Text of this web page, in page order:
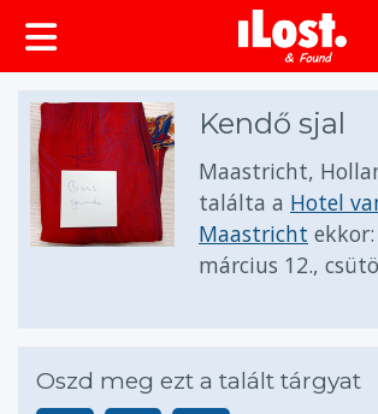
Kendő sjal
Maastricht,
találta a Hotel
Maastricht ekkor:
március 12.,
Oszd meg ezt a talált tárgyat